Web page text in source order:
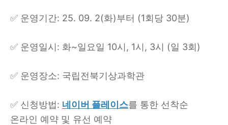
✅ 운영기간: 25. 09. 2(화)부터 (1회당 30분)
✅ 운영일시: 화~일요일 10시 , 1시 , 3시 (일 3회)
✅ 운영장소: 국립전북기상과학관
✅ 신청방법: 네이버 플레이스를 통한 선착순
온라인 예약 및 유선 예약